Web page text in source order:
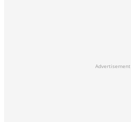
Advertisement